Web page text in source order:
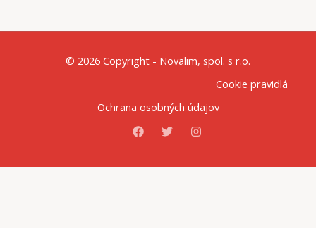
© 2026 Copyright - Novalim, spol. s r.o.
Cookie pravidlá
Ochrana osobných údajov